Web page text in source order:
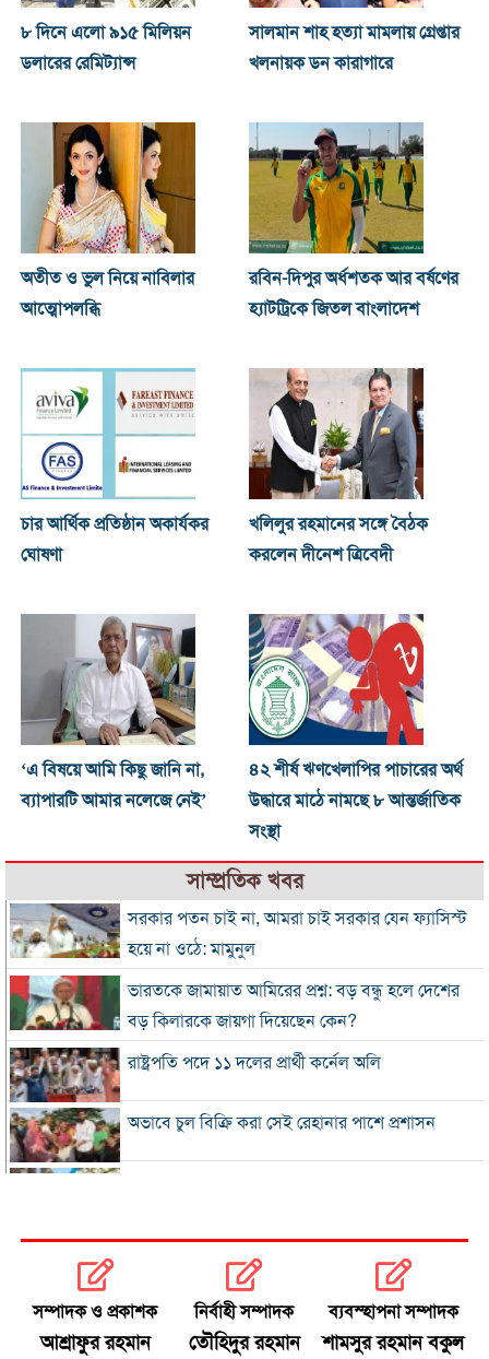
৮ দিনে এলো ৯১৫ মিলিয়ন
ডলারের রেমিট্যান্স
সালমান শাহ হত্যা মামলায় গ্রেপ্তার
খলনায়ক ডন কারাগারে
অতীত ও ভুল নিয়ে নাবিলার
আত্মোপলব্ধি
রবিন-দিপুর অর্ধশতক আর বর্ষণের
হ্যাটট্রিকে জিতল বাংলাদেশ
চার আর্থিক প্রতিষ্ঠান অকার্যকর
ঘোষণা
খ‌লিলুর রহমানের সঙ্গে বৈঠক
করলেন দীনেশ ত্রিবেদী
‘এ বিষয়ে আমি কিছু জানি না,
ব্যাপারটি আমার নলেজে নেই’
৪২ শীর্ষ ঋণখেলাপির পাচারের অর্থ
উদ্ধারে মাঠে নামছে ৮ আন্তর্জাতিক
সংস্থা
সাম্প্রতিক খবর
সরকার পতন চাই না, আমরা চাই সরকার যেন ফ্যাসিস্ট
হয়ে না ওঠে: মামুনুল
ভারতকে জামায়াত আমিরের প্রশ্ন: বড় বন্ধু হলে দেশের
বড় কিলারকে জায়গা দিয়েছেন কেন?
রাষ্ট্রপতি পদে ১১ দলের প্রার্থী কর্নেল অলি
অভাবে চুল বিক্রি করা সেই রেহানার পাশে প্রশাসন
সালমান শাহ হত্যা মামলায় গ্রেপ্তার খলনায়ক ডন
অতীত ও ভুল নিয়ে নাবিলার আত্মোপলব্ধি
সম্পাদক ও প্রকাশক
আশ্রাফুর রহমান
নির্বাহী সম্পাদক
তৌহিদুর রহমান
ব্যবস্হাপনা সম্পাদক
শামসুর রহমান বকুল